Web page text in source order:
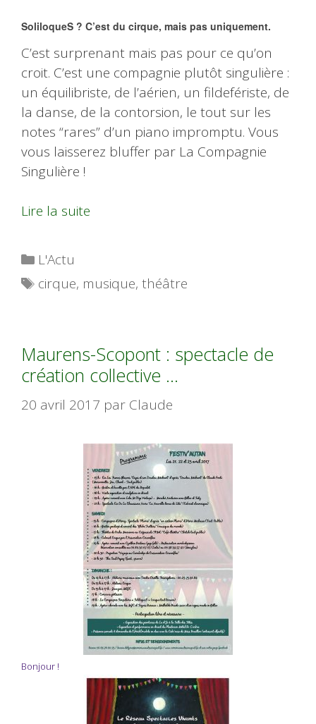
SoliloqueS ? C’est du cirque, mais pas uniquement.
C’est surprenant mais pas pour ce qu’on
croit. C’est une compagnie plutôt singulière :
un équilibriste, de l’aérien, un fildefériste, de
la danse, de la contorsion, le tout sur les
notes “rares” d’un piano impromptu. Vous
vous laisserez bluffer par La Compagnie
Singulière !
Lire la suite
Catégories
L'Actu
Étiquettes
cirque, musique,théâtre
Maurens-Scopont : spectacle de
création collective …
20 avril 2017 par Claude
Bonjour !